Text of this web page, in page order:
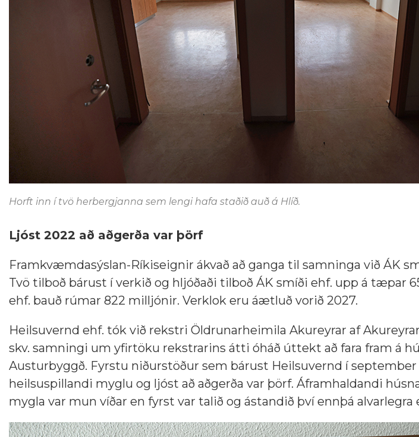
Horft inn í tvö herbergjanna sem lengi hafa staðið auð á Hlíð.
Ljóst 2022 að aðgerða var þörf
Framkvæmdasýslan-Ríkiseignir ákvað að ganga til samninga við ÁK
Tvö tilboð bárust í verkið og hljóðaði tilboð ÁK smíði ehf. upp á tæpar
ehf. bauð rúmar 822 milljónir. Verklok eru áætluð vorið 2027.
Heilsuvernd ehf. tók við rekstri Öldrunarheimila Akureyrar af
skv. samningi um yfirtöku rekstrarins átti óháð úttekt að fara fram á
Austurbyggð. Fyrstu niðurstöður sem bárust Heilsuvernd í
heilsuspillandi myglu og ljóst að aðgerða var þörf. Áframhaldandi
mygla var mun víðar en fyrst var talið og ástandið því ennþá alvarlegra